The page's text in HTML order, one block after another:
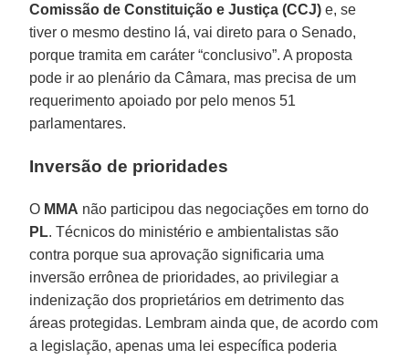
Comissão de Constituição e Justiça (CCJ) e, se
tiver o mesmo destino lá, vai direto para o Senado,
porque tramita em caráter “conclusivo”. A proposta
pode ir ao plenário da Câmara, mas precisa de um
requerimento apoiado por pelo menos 51
parlamentares.
Inversão de prioridades
O MMA não participou das negociações em torno do
PL. Técnicos do ministério e ambientalistas são
contra porque sua aprovação significaria uma
inversão errônea de prioridades, ao privilegiar a
indenização dos proprietários em detrimento das
áreas protegidas. Lembram ainda que, de acordo com
a legislação, apenas uma lei específica poderia